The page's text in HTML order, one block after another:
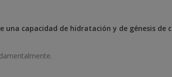
una capacidad de hidratación y de génesis de